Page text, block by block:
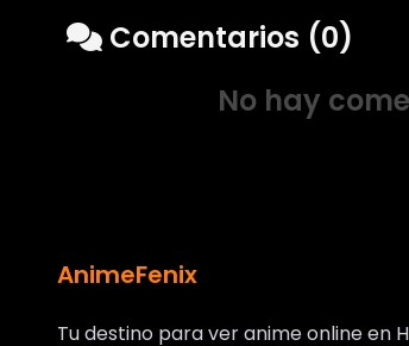
Comentarios (0)
No hay
AnimeFenix
Tu destino para ver anime online en